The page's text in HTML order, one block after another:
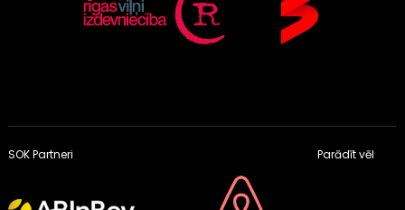
SOK Partneri Parādīt vēl